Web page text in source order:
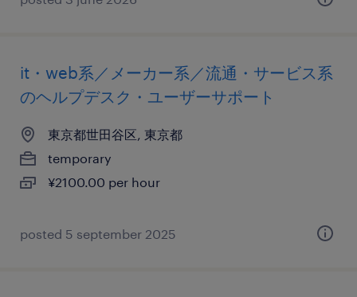
it・web系／メーカー系／流通・サービス系
のヘルプデスク・ユーザーサポート
東京都世田谷区, 東京都
temporary
¥2100.00 per hour
posted 5 september 2025